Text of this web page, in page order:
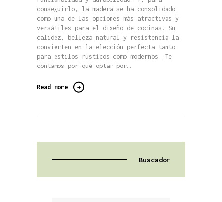
conseguirlo, la madera se ha consolidado
como una de las opciones más atractivas y
versátiles para el diseño de cocinas. Su
calidez, belleza natural y resistencia la
convierten en la elección perfecta tanto
para estilos rústicos como modernos. Te
contamos por qué optar por…
Read more
Buscador